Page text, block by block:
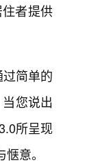
者提供
简单的
您说出
所呈现
意。